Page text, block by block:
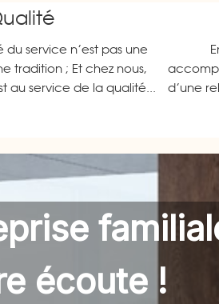
du service n’est pas une
tradition ; Et chez nous,
au service de la qualité...
d’une
écoute !